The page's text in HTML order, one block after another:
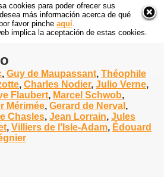
cookies para poder ofrecer sus
más información acerca de qué
favor pinche aquí
implica la aceptación de estas cookies.
, Guy de Maupassant, Théophile
, Charles Nodier, Julio Verne,
Flaubert, Marcel Schwob,
Mérimée, Gerard de Nerval ,
Chasles, Jean Lorrain, Jules
, Villiers de l’Isle-Adam, Édouard